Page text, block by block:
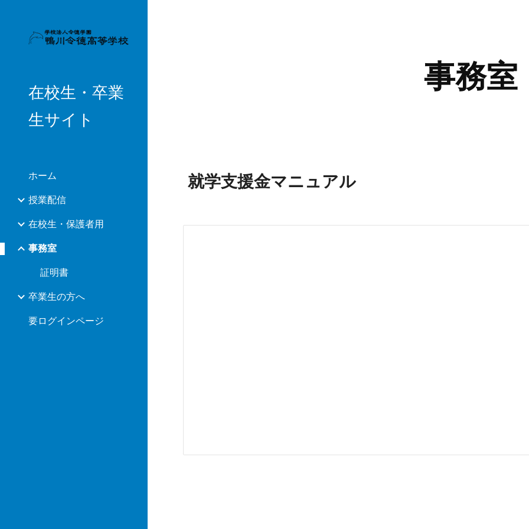
在校生・卒業
生サイト
ホーム
授業配信
在校生・保護者用
事務室
証明書
卒業生の方へ
要ログインページ
事務室
就学支援金マニュアル